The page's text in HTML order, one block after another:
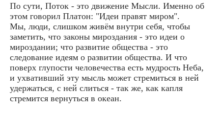
По сути, Поток - это движение Мысли. Именно об
этом говорил Платон: "Идеи правят миром".
Мы, люди, слишком живём внутри себя, чтобы
заметить, что законы мироздания - это идеи о
мироздании; что развитие общества - это
следование идеям о развитии общества. И что
поверх глупости человечества есть мудрость Неба,
и ухвативший эту мысль может стремиться в ней
удержаться, с ней слиться - так же, как капля
стремится вернуться в океан.